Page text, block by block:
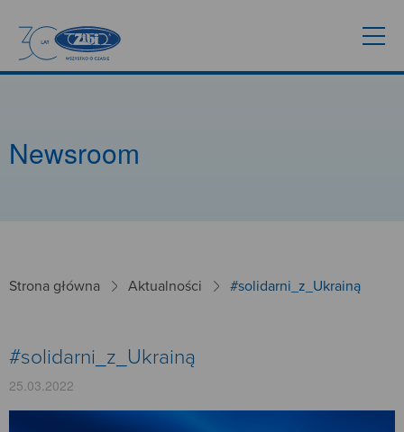
Newsroom
Strona główna Aktualności #solidarni_z_Ukrainą
#solidarni_z_Ukrainą
25.03.2022